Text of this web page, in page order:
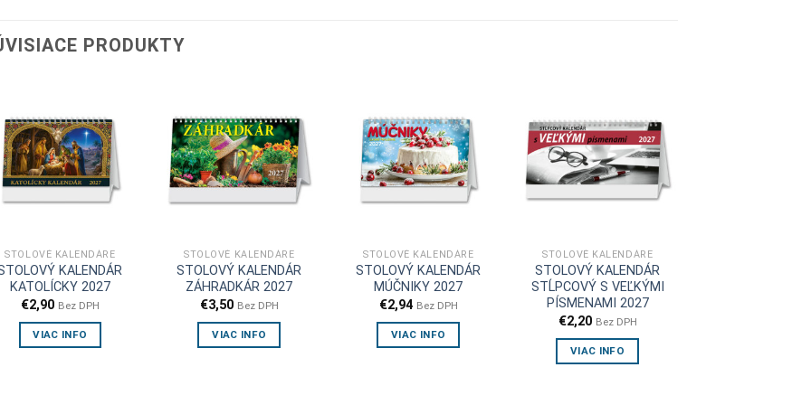
PRODUKTY
STOLOVÉ KALENDÁRE
KALENDÁR
KATOLÍCKY 2027
€2,90 Bez DPH
VIAC INFO
STOLOVÉ KALENDÁRE
STOLOVÝ KALENDÁR
ZÁHRADKÁR 2027
€3,50 Bez DPH
VIAC INFO
STOLOVÉ KALENDÁRE
STOLOVÝ KALENDÁR
MÚČNIKY 2027
€2,94 Bez DPH
VIAC INFO
STOLOVÉ KALENDÁRE
STOLOVÝ KALENDÁR
STĹPCOVÝ S VEĽKÝMI
PÍSMENAMI 2027
€2,20 Bez DPH
VIAC INFO